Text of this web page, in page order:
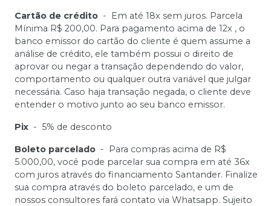
Cartão de crédito -
Em até 18x sem juros. Parcela
Mínima R$ 200,00. Para pagamento acima de 12x , o
banco emissor do cartão do cliente é quem assume a
análise de crédito, ele também possui o direito de
aprovar ou negar a transação dependendo do valor,
comportamento ou qualquer outra variável que julgar
necessária. Caso haja transação negada, o cliente deve
entender o motivo junto ao seu banco emissor.
Pix - 5% de desconto
Boleto parcelado -
Para compras acima de R$
5.000,00, você pode parcelar sua compra em até 36x
com juros através do financiamento Santander. Finalize
sua compra através do boleto parcelado, e um de
nossos consultores fará contato via Whatsapp. Sujeito